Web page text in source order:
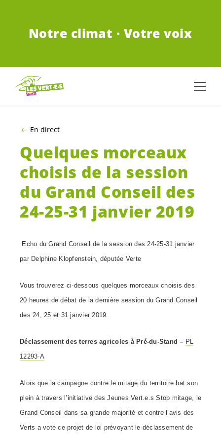
Notre climat · Votre voix
En direct
Quelques morceaux
choisis de la session
du Grand Conseil des
24-25-31 janvier 2019
Echo du Grand Conseil de la session des 24-25-31 janvier
par Delphine Klopfenstein, députée Verte
Vous trouverez ci-dessous quelques morceaux choisis des
20 heures de débat de la dernière session du Grand Conseil
des 24, 25 et 31 janvier 2019.
Déclassement des terres agricoles à Pré-du-Stand – PL
12293-A
Alors que la campagne contre le mitage du territoire bat son
plein à travers l’initiative des Jeunes Vert.e.s Stop mitage, le
Grand Conseil dans sa grande majorité et contre l’avis des
Verts a voté ce projet de loi prévoyant le déclassement de